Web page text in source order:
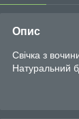
Опис
Свічка з
Натуральний